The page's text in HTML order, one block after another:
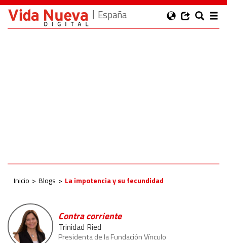
España
Inicio Blogs La impotencia y su fecundidad
Contra corriente
Trinidad Ried
Presidenta de la Fundación Vínculo